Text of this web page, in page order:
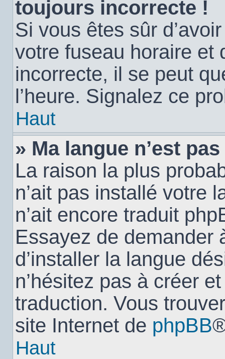
toujours incorrecte !
Si vous êtes sûr
votre fuseau horaire et
incorrecte, il se peut
l’heure. Signalez ce
Haut
» Ma langue n’est
La raison la plus
n’ait pas installé votre
n’ait encore traduit
Essayez de demander
d’installer la langue
n’hésitez pas à créer
traduction. Vous
site Internet de phpBB
Haut